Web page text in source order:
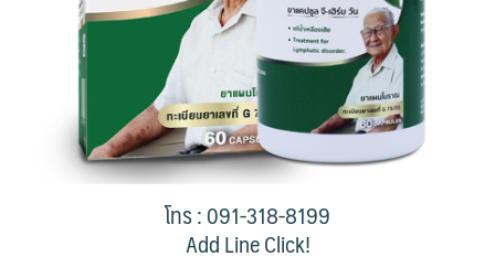
โทร : 091-318-8199
Add Line Click!